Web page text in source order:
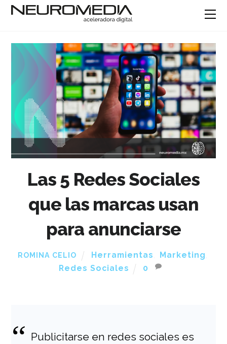
Las 5 Redes Sociales
que las marcas usan
para anunciarse
ROMINA CELIO Herramientas Marketing
Redes Sociales
0
Publicitarse en redes sociales es